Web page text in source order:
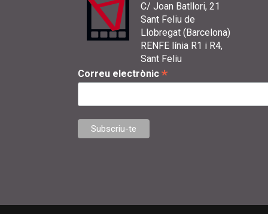
C/ Joan Batllori, 21
Sant Feliu de
Llobregat (Barcelona)
RENFE línia R1 i R4,
Sant Feliu
Correu electrònic *